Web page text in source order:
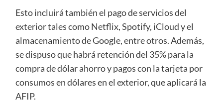
Esto incluirá también el pago de servicios del
exterior tales como Netflix, Spotify, iCloud y el
almacenamiento de Google, entre otros. Además,
se dispuso que habrá retención del 35% para la
compra de dólar ahorro y pagos con la tarjeta por
consumos en dólares en el exterior, que aplicará la
AFIP.